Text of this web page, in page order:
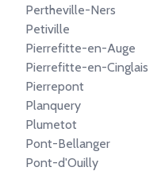
Pertheville-Ners
Petiville
Pierrefitte-en-Auge
Pierrefitte-en-Cinglais
Pierrepont
Planquery
Plumetot
Pont-Bellanger
Pont-d'Ouilly